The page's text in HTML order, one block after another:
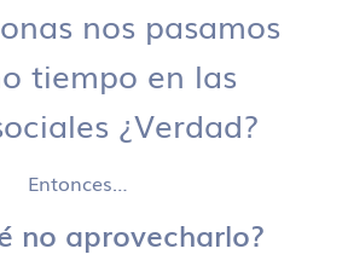
nos pasamos
tiempo en las
¿Verdad?
Entonces…
no aprovecharlo?